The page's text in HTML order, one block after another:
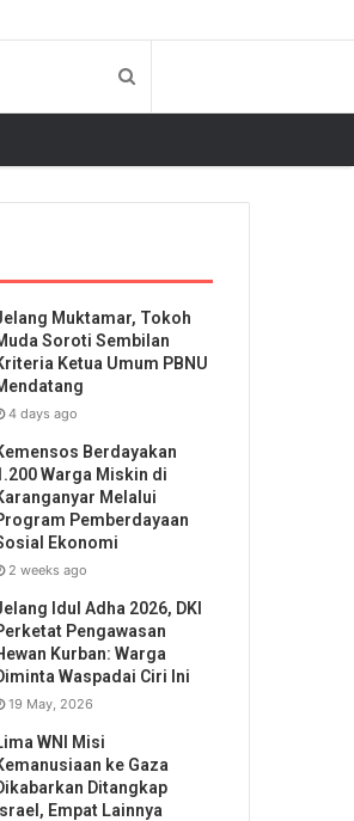
Muktamar, Tokoh
Soroti Sembilan
Ketua Umum PBNU
4 days ago
Berdayakan
Warga Miskin di
Melalui
Pemberdayaan
Ekonomi
2 weeks ago
Idul Adha 2026, DKI
Pengawasan
Kurban: Warga
Waspadai Ciri Ini
19 May, 2026
WNI Misi
ke Gaza
Ditangkap
Israel, Empat Lainnya